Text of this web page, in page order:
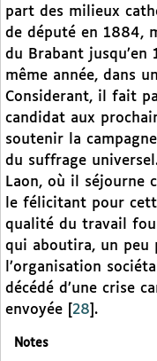
part des milieux
de député en 1884,
du Brabant jusqu’en
même année, dans
Considerant, il fait
candidat aux
soutenir la
du suffrage
Laon, où il séjourne
le félicitant pour
qualité du travail
qui aboutira, un peu
l’organisation
décédé d’une crise
envoyée
28 .
Notes